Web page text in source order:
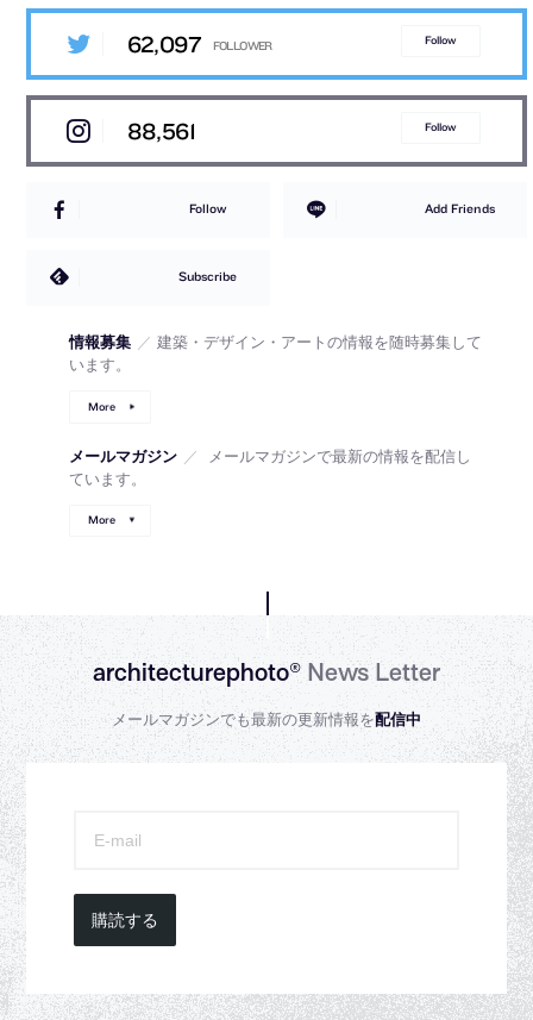
62,097 Follow
88,561 Follow
Follow Add Friends
Subscribe
情報募集 ／ 建築・デザイン・アートの情報を随時募集して
います。
More
メールマガジン ／
メールマガジンで最新の情報を配信し
ています。
More
architecturephoto®News Letter
メールマガジンでも最新の更新情報を配信中
購読する